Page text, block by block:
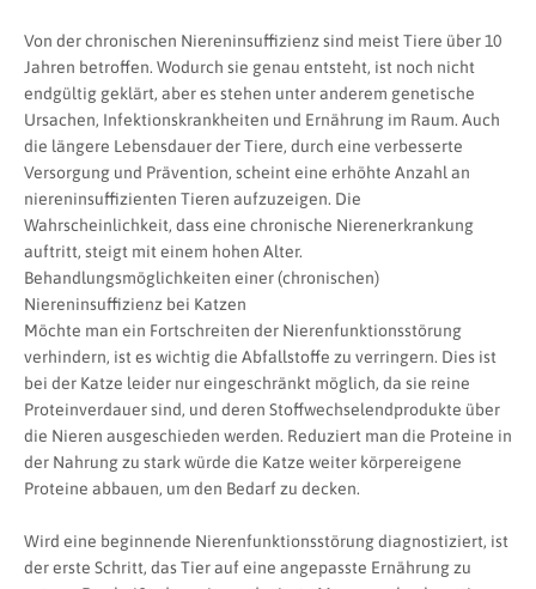
Von der chronischen Niereninsuffizienz sind meist Tiere über 10
Jahren betroffen. Wodurch sie genau entsteht, ist noch nicht
endgültig geklärt, aber es stehen unter anderem genetische
Ursachen, Infektionskrankheiten und Ernährung im Raum. Auch
die längere Lebensdauer der Tiere, durch eine verbesserte
Versorgung und Prävention, scheint eine erhöhte Anzahl an
niereninsuffizienten Tieren aufzuzeigen. Die
Wahrscheinlichkeit, dass eine chronische Nierenerkrankung
auftritt, steigt mit einem hohen Alter.
Behandlungsmöglichkeiten einer (chronischen)
Niereninsuffizienz bei Katzen
Möchte man ein Fortschreiten der Nierenfunktionsstörung
verhindern, ist es wichtig die Abfallstoffe zu verringern. Dies ist
bei der Katze leider nur eingeschränkt möglich, da sie reine
Proteinverdauer sind, und deren Stoffwechselendprodukte über
die Nieren ausgeschieden werden. Reduziert man die Proteine in
der Nahrung zu stark würde die Katze weiter körpereigene
Proteine abbauen, um den Bedarf zu decken.
Wird eine beginnende Nierenfunktionsstörung diagnostiziert, ist
der erste Schritt, das Tier auf eine angepasste Ernährung zu